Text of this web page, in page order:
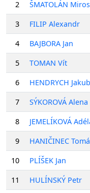
2
ŠMATOLÁN
3
FILIP Alexandr
4
BAJBORA Jan
5
TOMAN Vít
6
HENDRYCH Jakub
7
SÝKOROVÁ Alena
8
JEMELÍKOVÁ
9
HANIČINEC
10
PLÍŠEK Jan
11
HULÍNSKÝ Petr